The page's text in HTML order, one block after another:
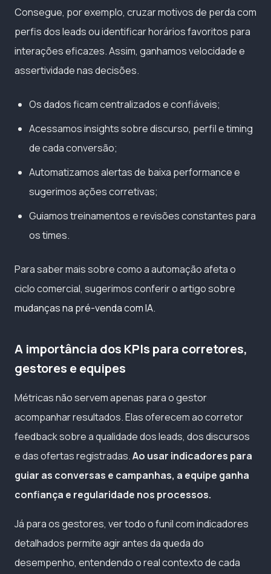
Consegue, por exemplo, cruzar motivos de perda com
perfis dos leads ou identificar horários favoritos para
interações eficazes. Assim, ganhamos velocidade e
assertividade nas decisões.
Os dados ficam centralizados e confiáveis;
Acessamos insights sobre discurso, perfil e timing
de cada conversão;
Automatizamos alertas de baixa performance e
sugerimos ações corretivas;
Guiamos treinamentos e revisões constantes para
os times.
Para saber mais sobre como a automação afeta o
ciclo comercial, sugerimos conferir o artigo sobre
mudanças na pré-venda com IA.
A importância dos KPIs para corretores,
gestores e equipes
Métricas não servem apenas para o gestor
acompanhar resultados. Elas oferecem ao corretor
feedback sobre a qualidade dos leads, dos discursos
e das ofertas registradas.Ao usar indicadores para
guiar as conversas e campanhas, a equipe ganha
confiança e regularidade nos processos.
Já para os gestores, ver todo o funil com indicadores
detalhados permite agir antes da queda do
desempenho, entendendo o real contexto de cada